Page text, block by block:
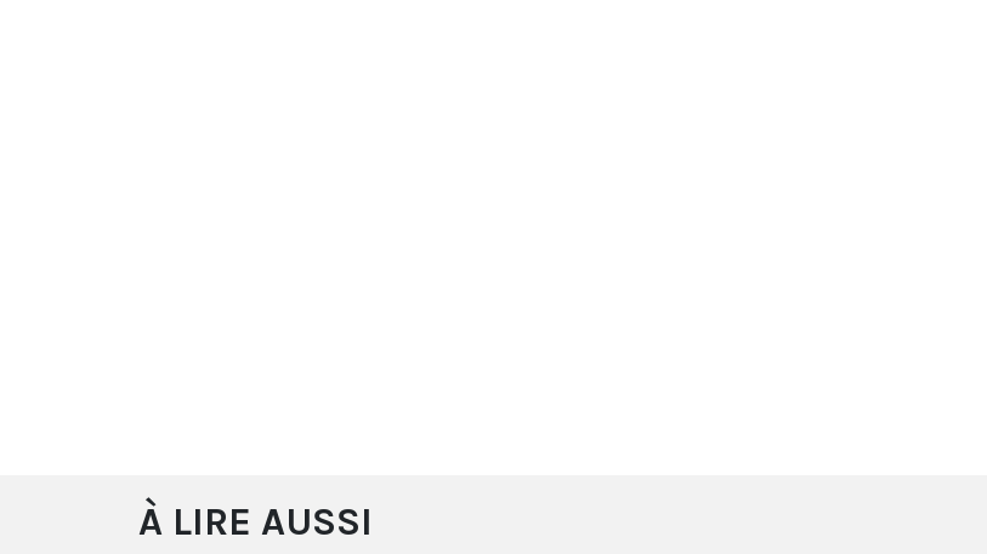
À LIRE AUSSI